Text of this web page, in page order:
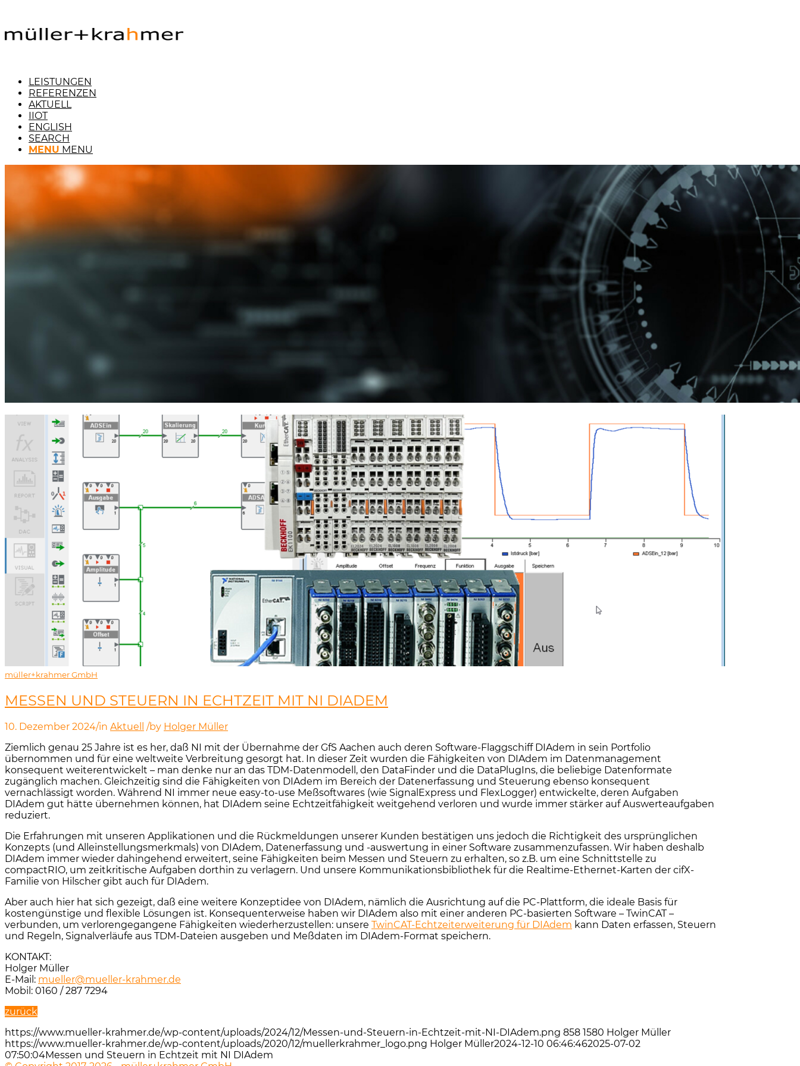
LEISTUNGEN
REFERENZEN
AKTUELL
IIOT
ENGLISH
SEARCH
MENU MENU
müller+krahmer GmbH
MESSEN UND STEUERN IN ECHTZEIT MIT NI DIADEM
10. Dezember 2024/in Aktuell /by Holger Müller
Ziemlich genau 25 Jahre ist es her, daß NI mit der Übernahme der GfS Aachen auch deren Software-Flaggschiff DIAdem in sein Portfolio
übernommen und für eine weltweite Verbreitung gesorgt hat. In dieser Zeit wurden die Fähigkeiten von DIAdem im Datenmanagement
konsequent weiterentwickelt – man denke nur an das TDM-Datenmodell, den DataFinder und die DataPlugIns, die beliebige Datenformate
zugänglich machen. Gleichzeitig sind die Fähigkeiten von DIAdem im Bereich der Datenerfassung und Steuerung ebenso konsequent
vernachlässigt worden. Während NI immer neue easy-to-use Meßsoftwares (wie SignalExpress und FlexLogger) entwickelte, deren Aufgaben
DIAdem gut hätte übernehmen können, hat DIAdem seine Echtzeitfähigkeit weitgehend verloren und wurde immer stärker auf Auswerteaufgaben
reduziert.
Die Erfahrungen mit unseren Applikationen und die Rückmeldungen unserer Kunden bestätigen uns jedoch die Richtigkeit des ursprünglichen
Konzepts (und Alleinstellungsmerkmals) von DIAdem, Datenerfassung und -auswertung in einer Software zusammenzufassen. Wir haben deshalb
DIAdem immer wieder dahingehend erweitert, seine Fähigkeiten beim Messen und Steuern zu erhalten, so z.B. um eine Schnittstelle zu
compactRIO, um zeitkritische Aufgaben dorthin zu verlagern. Und unsere Kommunikationsbibliothek für die Realtime-Ethernet-Karten der cifX-
Familie von Hilscher gibt auch für DIAdem.
Aber auch hier hat sich gezeigt, daß eine weitere Konzeptidee von DIAdem, nämlich die Ausrichtung auf die PC-Plattform, die ideale Basis für
kostengünstige und flexible Lösungen ist. Konsequenterweise haben wir DIAdem also mit einer anderen PC-basierten Software – TwinCAT –
verbunden, um verlorengegangene Fähigkeiten wiederherzustellen: unsere TwinCAT-Echtzeiterweiterung für DIAdem kann Daten erfassen, Steuern
und Regeln, Signalverläufe aus TDM-Dateien ausgeben und Meßdaten im DIAdem-Format speichern.
KONTAKT:
Holger Müller
E-Mail: mueller@mueller-krahmer.de
Mobil: 0160 / 287 7294
zurück
https://www.mueller-krahmer.de/wp-content/uploads/2024/12/Messen-und-Steuern-in-Echtzeit-mit-NI-DIAdem.png 858 1580 Holger Müller
https://www.mueller-krahmer.de/wp-content/uploads/2020/12/muellerkrahmer_logo.png Holger Müller2024-12-10 06:46:462025-07-02
07:50:04Messen und Steuern in Echtzeit mit NI DIAdem